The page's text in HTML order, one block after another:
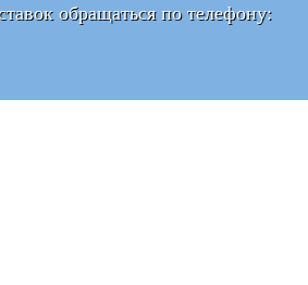
обращаться по телефону: